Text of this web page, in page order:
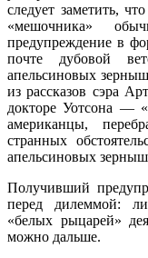
следует заметить,
«мешочника»
предупреждение в
почте дубовой
апельсиновых
из рассказов сэра
докторе Уотсона —
американцы,
странных
апельсиновых
Получивший
перед дилеммой:
«белых рыцарей»
можно дальше.